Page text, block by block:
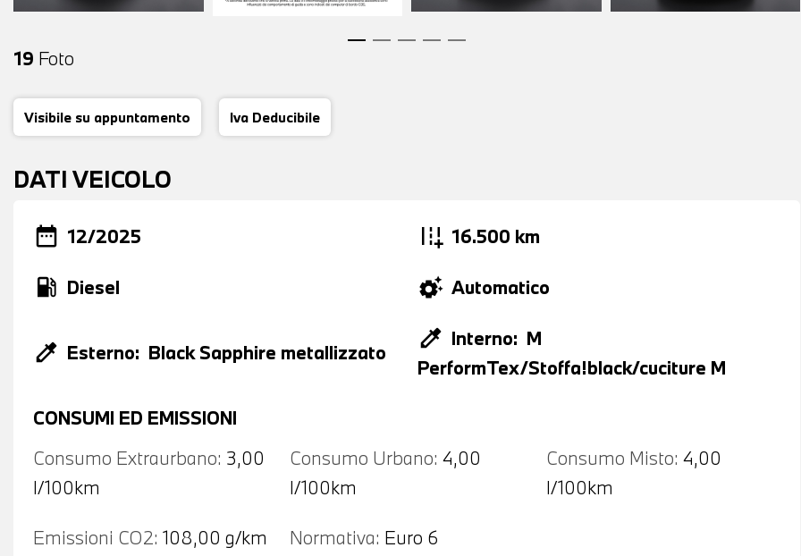
19 Foto
Visibile su appuntamento Iva Deducibile
DATI VEICOLO
date_range 12/2025 add_road 16.500 km
local_gas_station Diesel settings_suggestAutomatico
colorize Esterno: Black Sapphire metallizzato
colorize Interno: M
PerformTex/Stoffa!black/cuciture M
CONSUMI ED EMISSIONI
Consumo Extraurbano: 3,00
l/100km
Consumo Urbano: 4,00
l/100km
Consumo Misto: 4,00
l/100km
Emissioni CO2: 108,00 g/km Normativa: Euro 6